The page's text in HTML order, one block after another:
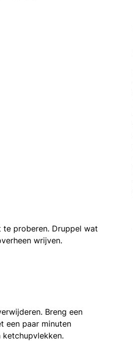
proberen. Druppel wat
wrijven.
Breng een
een paar minuten